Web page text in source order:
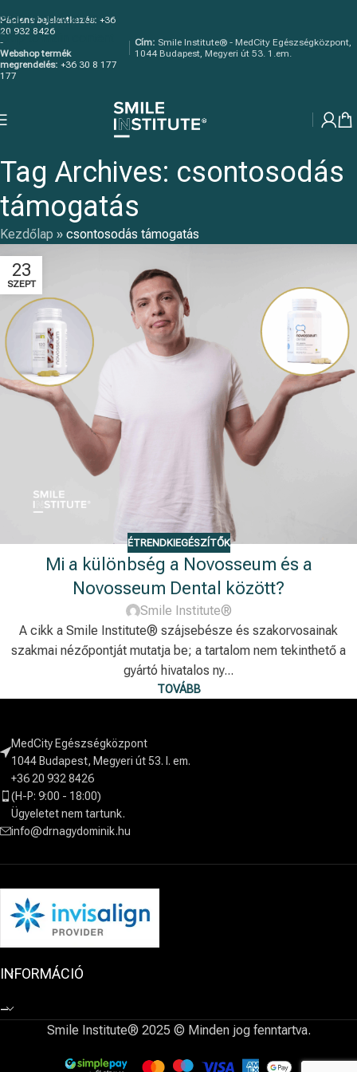
Skip to navigation
Skip to main content
Páciens bejelentkezés: +36
20 932 8426
-
Webshop termék
megrendelés: +36 30 8 177
177
Cím: Smile Institute® - MedCity Egészségközpont,
1044 Budapest, Megyeri út 53. 1.em.
Tag Archives: csontosodás
támogatás
Kezdőlap » csontosodás támogatás
23
SZEPT
ÉTRENDKIEGÉSZÍTŐK
Mi a különbség a Novosseum és a
Novosseum Dental között?
Smile Institute®
A cikk a Smile Institute® szájsebésze és szakorvosainak
szakmai nézőpontját mutatja be; a tartalom nem tekinthető a
gyártó hivatalos ny...
TOVÁBB
MedCity Egészségközpont
1044 Budapest, Megyeri út 53. I. em.
+36 20 932 8426
(H-P: 9:00 - 18:00)
Ügyeletet nem tartunk.
info@drnagydominik.hu
INFORMÁCIÓ
–
Smile Institute® 2025 © Minden jog fenntartva.